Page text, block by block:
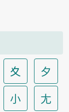
夊
夕
小
尢